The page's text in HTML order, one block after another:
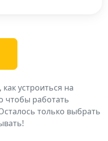
устроиться на
чтобы работать
только выбрать